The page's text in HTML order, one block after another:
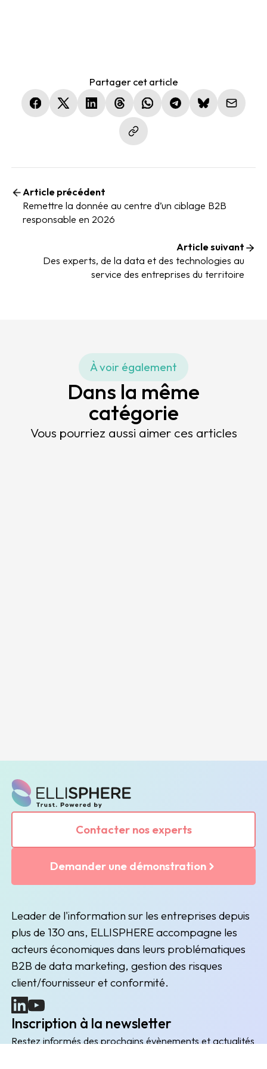
Partager cet article
(nouvelle fenêtre)
(nouvelle fenêtre)
(nouvelle fenêtre)
(nouvelle fenêtre)
(nouvelle fenêtre)
(nouvelle fenêtre)
(nouvelle
Article précédent
Remettre la donnée au centre d’un ciblage B2B
responsable en 2026
Article suivant
Des experts, de la data et des technologies au
service des entreprises du territoire
À voir également
Dans la même
catégorie
Vous pourriez aussi aimer ces articles
Contacter nos experts
Demander une démonstration
Leader de l'information sur les entreprises depuis
plus de 130 ans, ELLISPHERE accompagne les
acteurs économiques dans leurs problématiques
B2B de data marketing, gestion des risques
client/fournisseur et conformité.
(nouvelle fenêtre)
(nouvelle fenêtre)
Inscription à la newsletter
Restez informés des prochains évènements et actualités